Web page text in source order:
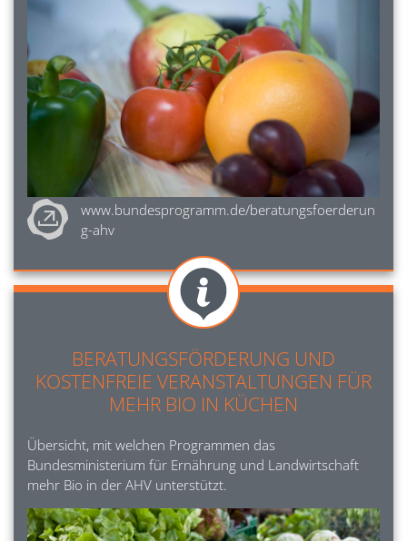
www.bundesprogramm.de/beratungsfoerderun
g-ahv
Image
BERATUNGSFÖRDERUNG UND
KOSTENFREIE VERANSTALTUNGEN FÜR
MEHR BIO IN KÜCHEN
Übersicht, mit welchen Programmen das
Bundesministerium für Ernährung und Landwirtschaft
mehr Bio in der AHV unterstützt.
Image